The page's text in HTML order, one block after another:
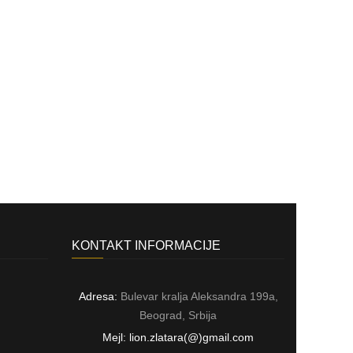
KONTAKT INFORMACIJE
Adresa: Bulevar kralja Aleksandra 199a,
Beograd, Srbija
Mejl: lion.zlatara(@)gmail.com